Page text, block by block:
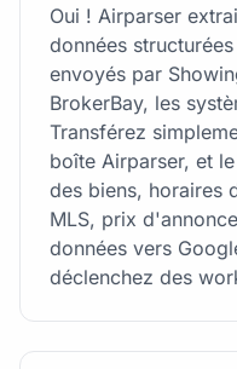
Oui ! Airparser
données
envoyés par
BrokerBay, les
Transférez
boîte Airparser, et
des biens, horaires
MLS, prix
données vers
déclenchez des